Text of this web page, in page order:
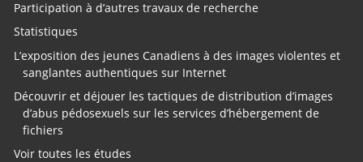
Participation à d’autres travaux de recherche
Statistiques
L’exposition des jeunes Canadiens à des images violentes et
sanglantes authentiques sur Internet
Découvrir et déjouer les tactiques de distribution d’images
d’abus pédosexuels sur les services d’hébergement de
fichiers
Voir toutes les études